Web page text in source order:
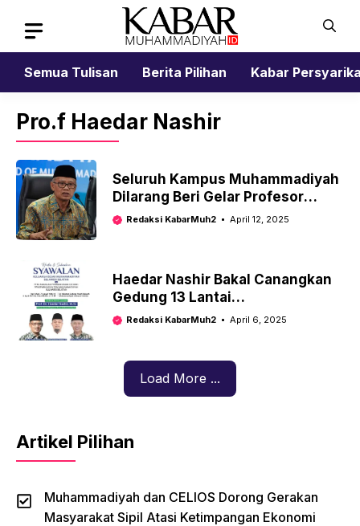
content
Semua Tulisan
Berita Pilihan Kabar
Pro.f Haedar Nashir
Seluruh Kampus Muhammadiyah
Dilarang Beri Gelar Profesor
Kehormatan
Redaksi KabarMuh2 April 12, 2025
Haedar Nashir Bakal Canangkan
Gedung 13 Lantai
Muhammadiyah Sulsel
Redaksi KabarMuh2 April 6, 2025
Load More ...
Artikel Pilihan
Muhammadiyah dan CELIOS Dorong Gerakan
Masyarakat Sipil Atasi Ketimpangan Ekonomi